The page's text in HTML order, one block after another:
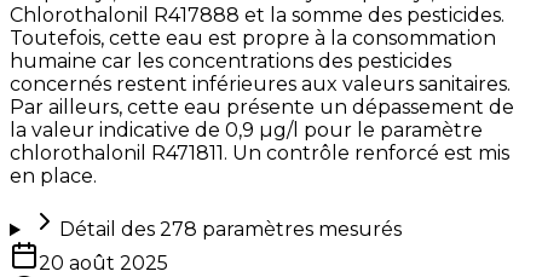
Chlorothalonil R417888 et la somme des pesticides.
Toutefois, cette eau est propre à la consommation
humaine car les concentrations des pesticides
concernés restent inférieures aux valeurs sanitaires.
Par ailleurs, cette eau présente un dépassement de
la valeur indicative de 0,9 µg/l pour le paramètre
chlorothalonil R471811. Un contrôle renforcé est mis
en place.
Détail des 278 paramètres mesurés
20 août 2025